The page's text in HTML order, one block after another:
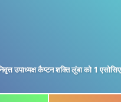
उपाध्यक्ष कैप्टन शक्ति लुंबा को 1